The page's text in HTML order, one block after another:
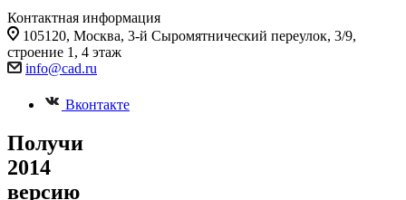
Контактная информация
105120, Москва, 3-й Сыромятнический переулок, 3/9,
строение 1, 4 этаж
info@cad.ru
Вконтакте
Получи
2014
версию